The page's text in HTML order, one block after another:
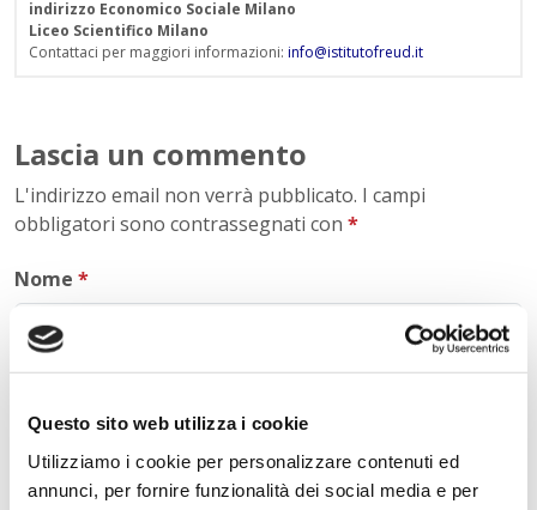
Questo sito web utilizza i cookie
Utilizziamo i cookie per personalizzare contenuti ed
annunci, per fornire funzionalità dei social media e per
indirizzo Economico Sociale Milano
Liceo Scientifico Milano
Contattaci per maggiori informazioni: info@istitutofreud.it
Lascia un commento
L'indirizzo email non verrà pubblicato. I campi
obbligatori sono contrassegnati con *
Nome *